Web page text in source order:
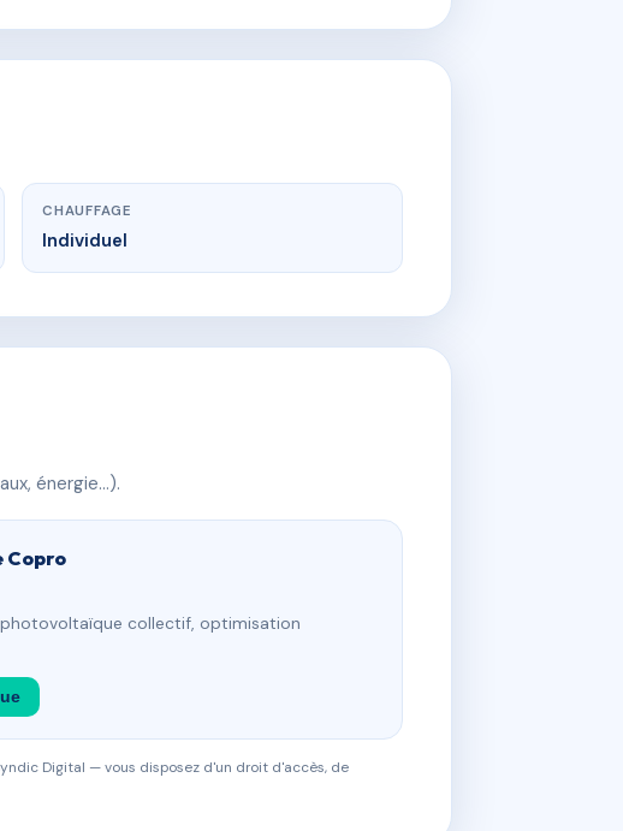
CHAUFFAGE
Individuel
énergie…).
Copro
collectif, optimisation
Digital — vous disposez d'un droit d'accès, de